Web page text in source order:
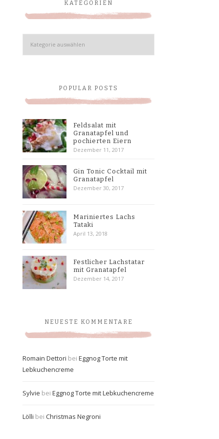
KATEGORIEN
Kategorien
POPULAR POSTS
Feldsalat mit
Granatapfel und
pochierten Eiern
Dezember 11, 2017
Gin Tonic Cocktail mit
Granatapfel
Dezember 30, 2017
Mariniertes Lachs
Tataki
April 13, 2018
Festlicher Lachstatar
mit Granatapfel
Dezember 14, 2017
NEUESTE KOMMENTARE
Romain Dettori bei Eggnog Torte mit
Lebkuchencreme
Sylvie bei Eggnog Torte mit Lebkuchencreme
Lölli bei Christmas Negroni